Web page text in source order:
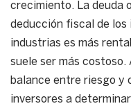
crecimiento. La deuda
deducción fiscal de los
industrias es más
suele ser más
balance entre riesgo y
inversores a